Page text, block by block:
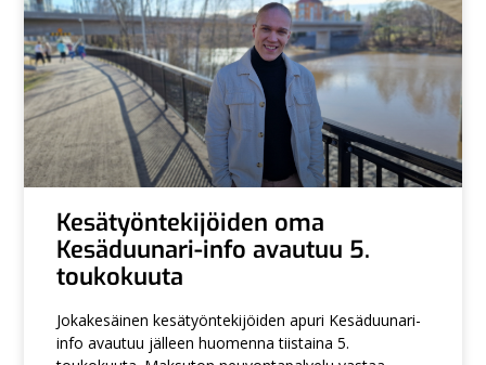
Kesätyöntekijöiden oma
Kesäduunari-info avautuu 5.
toukokuuta
Jokakesäinen kesätyöntekijöiden apuri Kesäduunari-
info avautuu jälleen huomenna tiistaina 5.